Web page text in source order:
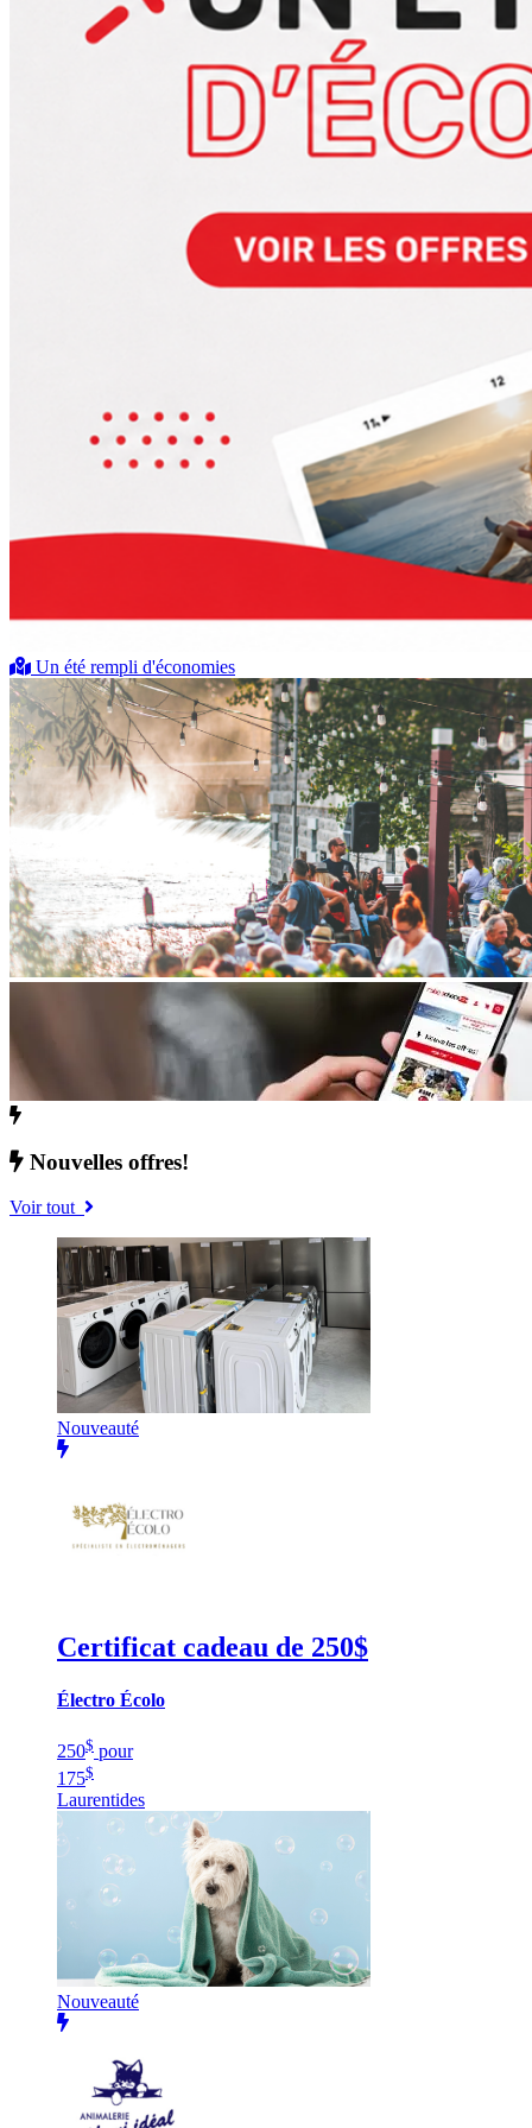
Un été rempli d'économies
Nouvelles offres!
Voir tout
Nouveauté
Certificat cadeau de 250$
Électro Écolo
250$ pour
175$
Laurentides
Nouveauté